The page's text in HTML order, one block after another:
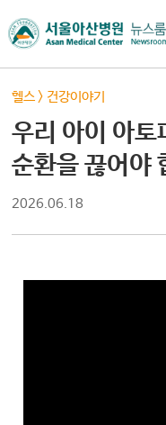
헬스 > 건강이야기
우리 아이 아
순환을 끊어야
2026.06.18